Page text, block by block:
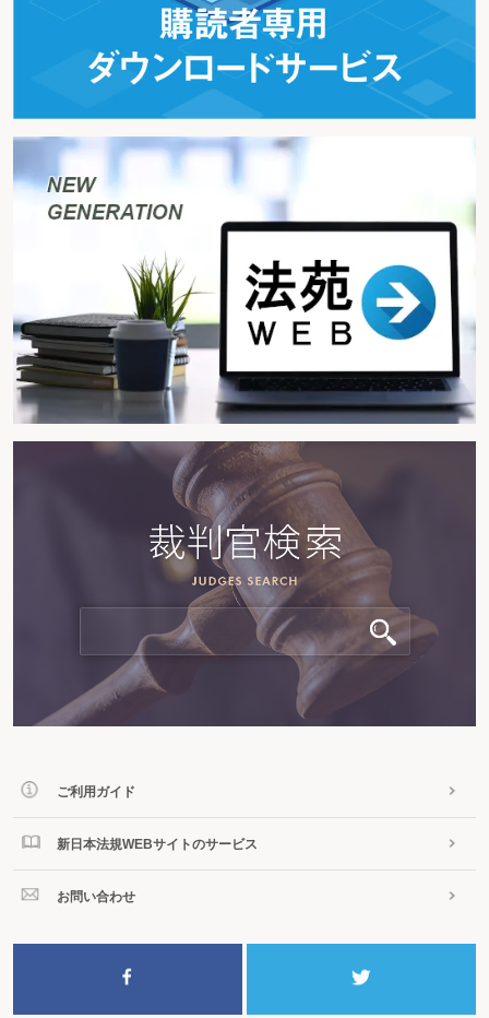
ご利用ガイド
新日本法規WEBサイトのサービス
お問い合わせ